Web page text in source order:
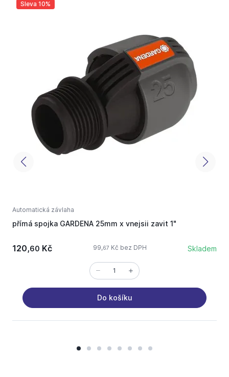
Sleva 10%
Automatická závlaha
přímá spojka GARDENA 25mm x vnejsii zavit 1"
120,60 Kč 99,67 Kč bez DPH Skladem
Do košíku